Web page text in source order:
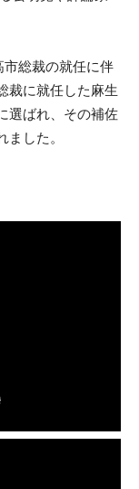
総裁の就任に伴
裁に就任した麻生
選ばれ、その補佐
した。